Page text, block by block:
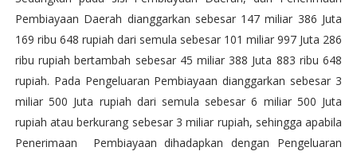
Pembiayaan Daerah dianggarkan sebesar 147 miliar 386 Juta
169 ribu 648 rupiah dari semula sebesar 101 miliar 997 Juta 286
ribu rupiah bertambah sebesar 45 miliar 388 Juta 883 ribu 648
rupiah. Pada Pengeluaran Pembiayaan dianggarkan sebesar 3
miliar 500 Juta rupiah dari semula sebesar 6 miliar 500 Juta
rupiah atau berkurang sebesar 3 miliar rupiah, sehingga apabila
Penerimaan Pembiayaan dihadapkan dengan Pengeluaran